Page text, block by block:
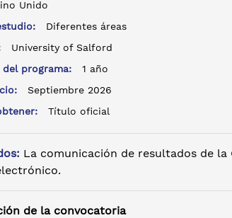
Unido
Diferentes áreas
University of Salford
del programa:
1 año
Septiembre 2026
Título oficial
La comunicación de resultados de
de la convocatoria